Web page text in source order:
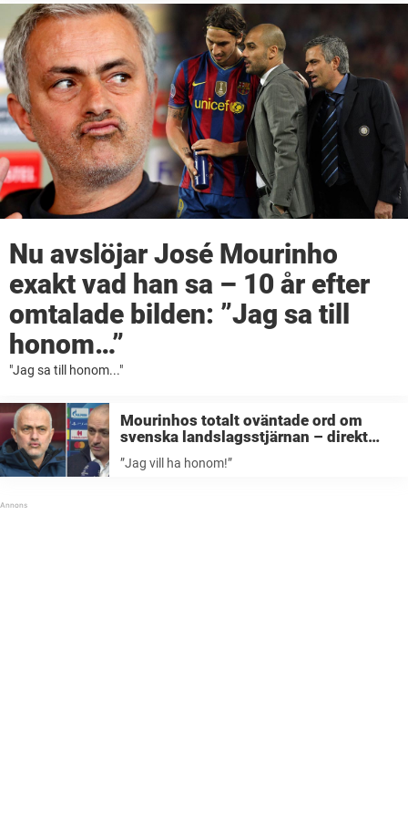
Nu avslöjar José Mourinho
exakt vad han sa – 10 år efter
omtalade bilden: ”Jag sa till
honom…”
"Jag sa till honom..."
Mourinhos totalt oväntade ord om
svenska landslagsstjärnan – direkt
”Jag vill ha honom!”